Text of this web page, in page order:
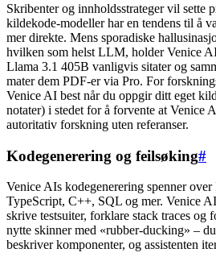
Skribenter og innholdsstrateger vil sette
kildekode-modeller har en tendens til å
mer direkte. Mens sporadiske
hvilken som helst LLM, holder Venice
Llama 3.1 405B vanligvis sitater og
mater dem PDF-er via Pro. For
Venice AI best når du oppgir ditt eget
notater) i stedet for å forvente at Venice
autoritativ forskning uten referanser.
Kodegenerering og feilsøking#
Venice AIs kodegenerering spenner
TypeScript, C++, SQL og mer. Venice
skrive testsuiter, forklare stack traces og
nytte skinner med «rubber-ducking» –
beskriver komponenter, og assistenten